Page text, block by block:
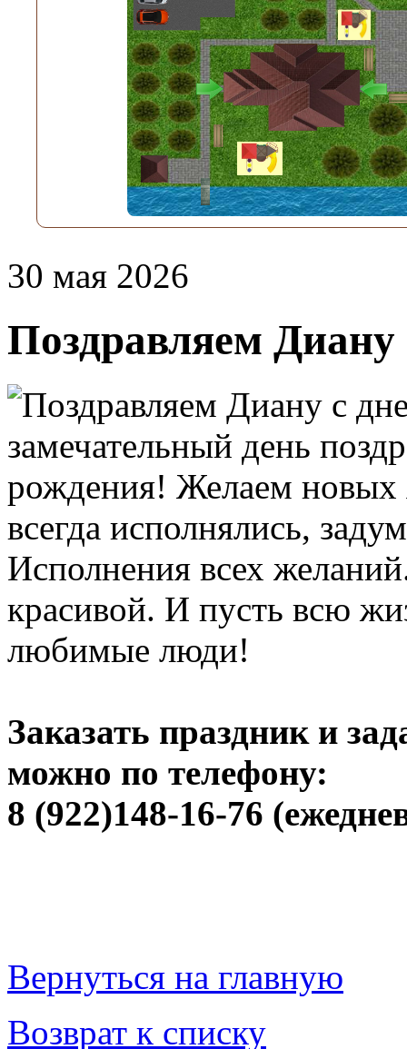
30 мая 2026
Поздравляем
замечательный день
рождения! Желаем
всегда исполнялись,
Исполнения всех
красивой. И пусть всю
любимые люди!
Заказать праздник и
можно по телефону:
8 (922)148-16-76
Вернуться на главную
Возврат к списку